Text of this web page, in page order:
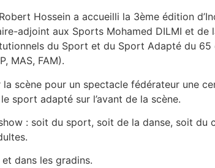
Hossein a accueilli la 3ème édition
adjoint aux Sports Mohamed DILMI et
du Sport et du Sport Adapté du 65
MAS, FAM).
scène pour un spectacle fédérateur une
sport adapté sur l’avant de la scène.
: soit du sport, soit de la danse, soit
dans les gradins.